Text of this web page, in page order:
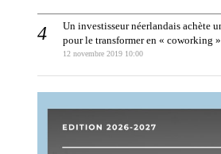
Un investisseur néerlandais achète
pour le transformer en « coworking »
12 novembre 2019 10:00